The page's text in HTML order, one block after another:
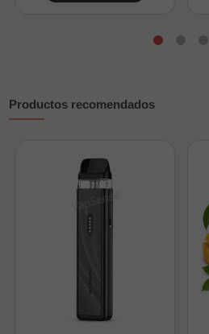
Productos recomendados